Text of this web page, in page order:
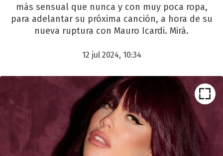
más sensual que nunca y con muy poca ropa,
para adelantar su próxima canción, a hora de su
nueva ruptura con Mauro Icardi. Mirá.
12 jul 2024, 10:34